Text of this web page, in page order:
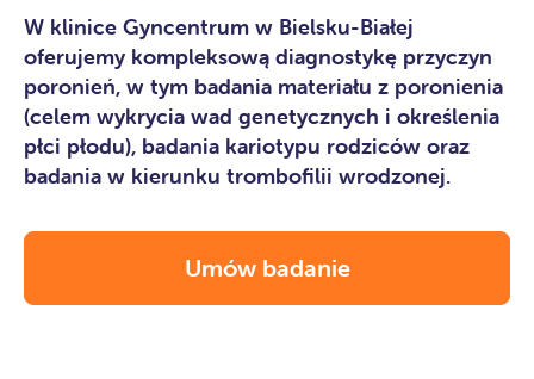
W klinice Gyncentrum w Bielsku-Białej
oferujemy kompleksową diagnostykę przyczyn
poronień, w tym badania materiału z poronienia
(celem wykrycia wad genetycznych i określenia
płci płodu), badania kariotypu rodziców oraz
badania w kierunku trombofilii wrodzonej.
Umów badanie